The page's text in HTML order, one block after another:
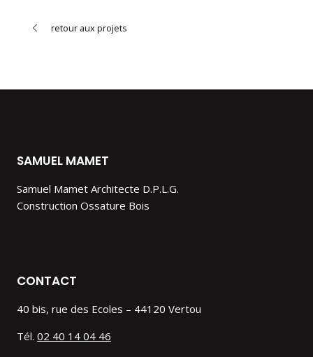
retour aux projets
SAMUEL MAMET
Samuel Mamet Architecte D.P.L.G.
Construction Ossature Bois
CONTACT
40 bis, rue des Ecoles – 44120 Vertou
Tél. 02 40 14 04 46